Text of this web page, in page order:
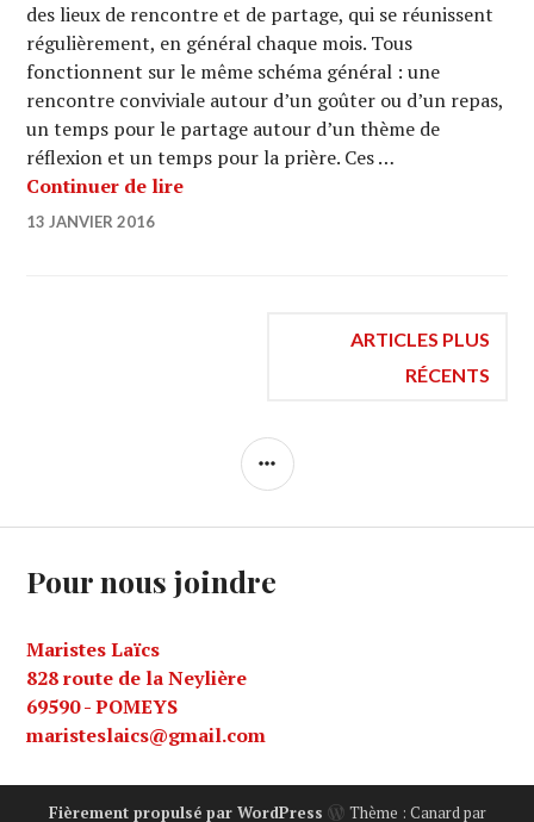
des lieux de rencontre et de partage, qui se réunissent
régulièrement, en général chaque mois. Tous
fonctionnent sur le même schéma général : une
rencontre conviviale autour d’un goûter ou d’un repas,
un temps pour le partage autour d’un thème de
réflexion et un temps pour la prière. Ces …
Continuer de lireGroupes
13 JANVIER 2016
ARTICLES PLUS
RÉCENTS
COLONNE
Pour nous joindre
Maristes Laïcs
828 route de la Neylière
69590 - POMEYS
maristeslaics@gmail.com
Fièrement propulsé par WordPress Thème : Canard par